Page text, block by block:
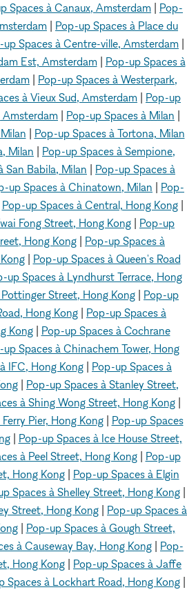
Spaces à Canaux, Amsterdam
Pop-
Pop-up Spaces à Place du
up Spaces à Centre-ville, Amsterdam
Est, Amsterdam| Pop-up Spaces à
Pop-up Spaces à Westerpark,
à Vieux Sud, Amsterdam
Pop-up
Amsterdam
Pop-up Spaces à Milan
Pop-up Spaces à Tortona, Milan
Milan
Pop-up Spaces à Sempione,
San Babila, Milan
Pop-up Spaces à
up Spaces à Chinatown, Milan
Pop-
Pop-up Spaces à Central, Hong Kong|
Fong Street, Hong Kong
Pop-up
Hong Kong
Pop-up Spaces à
| Pop-up Spaces à Queen's Road
up Spaces à Lyndhurst Terrace, Hong
Street, Hong Kong
Pop-up
Hong Kong
Pop-up Spaces à
Kong| Pop-up Spaces à Cochrane
up Spaces à Chinachem Tower, Hong
IFC, Hong Kong
Pop-up Spaces à
Pop-up Spaces à Stanley Street,
à Shing Wong Street, Hong Kong|
Pier, Hong Kong| Pop-up Spaces
| Pop-up Spaces à Ice House Street,
à Peel Street, Hong Kong| Pop-up
Hong Kong| Pop-up Spaces à Elgin
Spaces à Shelley Street, Hong Kong
Street, Hong Kong
Pop-up Spaces à
| Pop-up Spaces à Gough Street,
à Causeway Bay, Hong Kong
Pop-
Hong Kong
Pop-up Spaces à Jaffe
Spaces à Lockhart Road, Hong Kong